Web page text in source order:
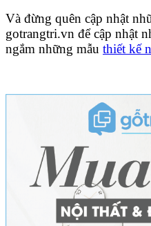
Và đừng quên cập nhật
gotrangtri.vn để cập nhật
ngắm những mẫu thiết kế